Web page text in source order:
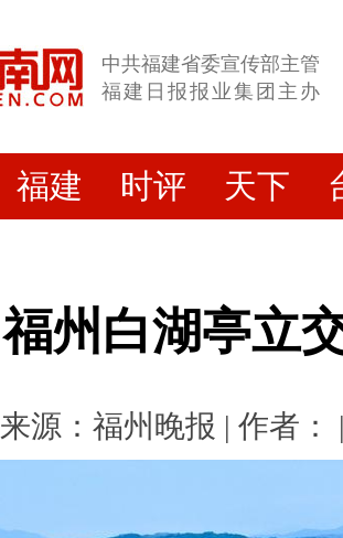
中共福建省委宣传部主管
福建日报报业集团主办
福建 时评 天下
福州白湖亭立
来源：福州晚报 | 作者：